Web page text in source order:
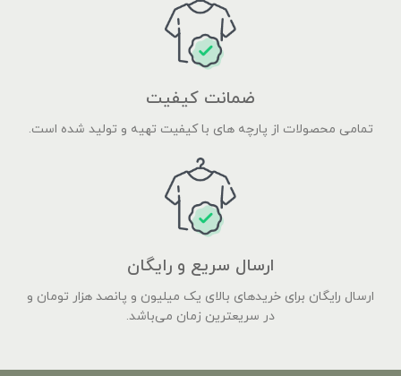
ضمانت کیفیت
تمامی محصولات از پارچه های با کیفیت تهیه و تولید شده است.
ارسال سریع و رایگان
ارسال رایگان برای خریدهای بالای یک میلیون و پانصد هزار تومان و
در سریعترین زمان می‌باشد.